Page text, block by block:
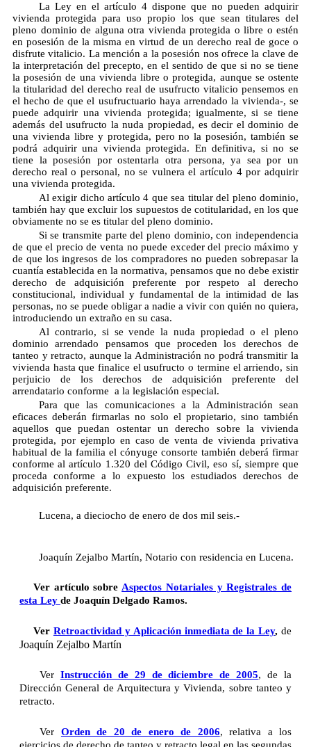
La Ley en el artículo 4 dispone que no pueden adquirir
vivienda protegida para uso propio los que sean titulares del
pleno dominio de alguna otra vivienda protegida o libre o estén
en posesión de la misma en virtud de un derecho real de goce o
disfrute vitalicio. La mención a la posesión nos ofrece la clave de
la interpretación del precepto, en el sentido de que si no se tiene
la posesión de una vivienda libre o protegida, aunque se ostente
la titularidad del derecho real de usufructo vitalicio pensemos en
el hecho de que el usufructuario haya arrendado la vivienda-, se
puede adquirir una vivienda protegida; igualmente, si se tiene
además del usufructo la nuda propiedad, es decir el dominio de
una vivienda libre y protegida, pero no la posesión, también se
podrá adquirir una vivienda protegida. En definitiva, si no se
tiene la posesión por ostentarla otra persona, ya sea por un
derecho real o personal, no se vulnera el artículo 4 por adquirir
una vivienda protegida.
Al exigir dicho artículo 4 que sea titular del pleno dominio,
también hay que excluir los supuestos de cotitularidad, en los que
obviamente no se es titular del pleno dominio.
Si se transmite parte del pleno dominio, con independencia
de que el precio de venta no puede exceder del precio máximo y
de que los ingresos de los compradores no pueden sobrepasar la
cuantía establecida en la normativa, pensamos que no debe existir
derecho de adquisición preferente por respeto al derecho
constitucional, individual y fundamental de la intimidad de las
personas, no se puede obligar a nadie a vivir con quién no quiera,
introduciendo un extraño en su casa.
Al contrario, si se vende la nuda propiedad o el pleno
dominio arrendado pensamos que proceden los derechos de
tanteo y retracto, aunque la Administración no podrá transmitir la
vivienda hasta que finalice el usufructo o termine el arriendo, sin
perjuicio de los derechos de adquisición preferente del
arrendatario conforme a la legislación especial.
Para que las comunicaciones a la Administración sean
eficaces deberán firmarlas no solo el propietario, sino también
aquellos que puedan ostentar un derecho sobre la vivienda
protegida, por ejemplo en caso de venta de vivienda privativa
habitual de la familia el cónyuge consorte también deberá firmar
conforme al artículo 1.320 del Código Civil, eso sí, siempre que
proceda conforme a lo expuesto los estudiados derechos de
adquisición preferente.
Lucena, a dieciocho de enero de dos mil seis.-
Joaquín Zejalbo Martín, Notario con residencia en Lucena.
Ver artículo sobreAspectos Notariales y Registrales de
esta Ley de Joaquín Delgado Ramos.
Ver Retroactividad y Aplicación inmediata de la Ley, de
Joaquín Zejalbo Martín
Ver Instrucción de 29 de diciembre de 2005, de la
Dirección General de Arquitectura y Vivienda, sobre tanteo y
retracto.
Ver Orden de 20 de enero de 2006, relativa a los